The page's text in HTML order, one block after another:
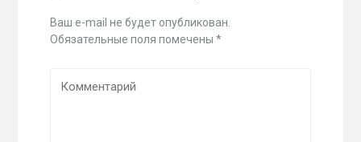
Ваш e-mail не будет опубликован.
Обязательные поля помечены*